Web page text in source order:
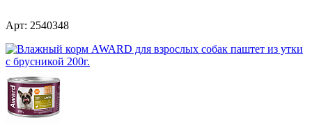
Арт: 2540348